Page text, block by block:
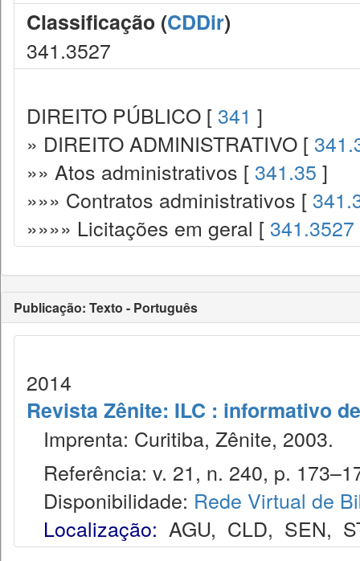
Classificação (CDDir)
341.3527
DIREITO PÚBLICO [ 341 ]
» DIREITO ADMINISTRATIVO [
»» Atos administrativos [ 341.35 ]
»»» Contratos administrativos [
»»»» Licitações em geral [ 341.3527
Publicação: Texto - Português
2014
Revista Zênite: ILC : informativo
Imprenta: Curitiba, Zênite, 2003.
Referência: v. 21, n. 240, p.
Disponibilidade: Rede Virtual de
Localização: AGU, CLD, SEN,